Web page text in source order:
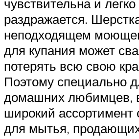
чувствительна и легко
раздражается.
неподходящем
для купания может
потерять всю свою
Поэтому специально
домашних любимцев,
широкий ассортимент
для мытья,